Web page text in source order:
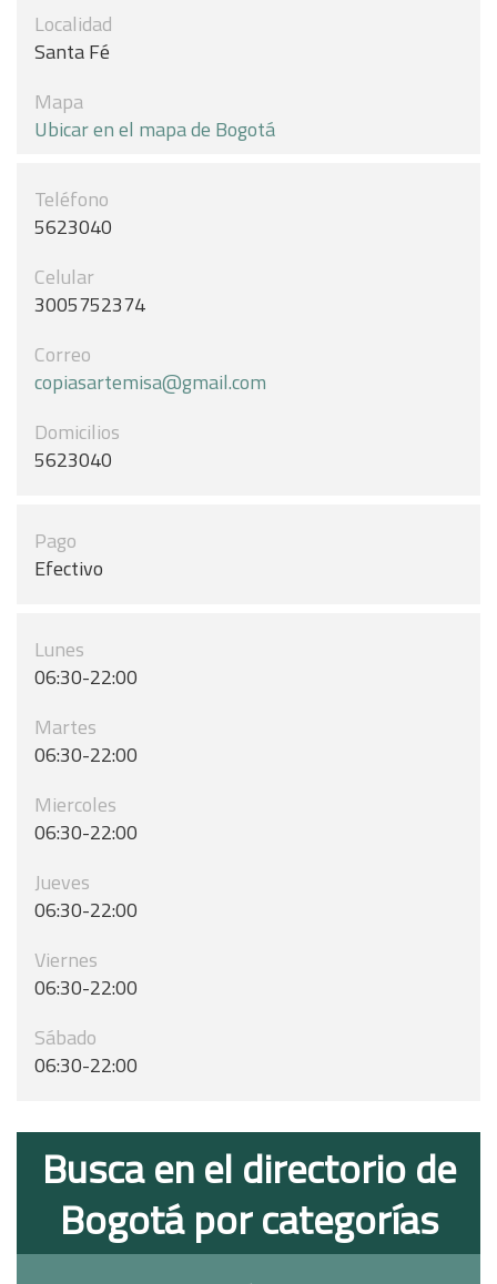
Localidad
Santa Fé
Mapa
Ubicar en el mapa de Bogotá
Teléfono
5623040
Celular
3005752374
Correo
copiasartemisa@gmail.com
Domicilios
5623040
Pago
Efectivo
Lunes
06:30-22:00
Martes
06:30-22:00
Miercoles
06:30-22:00
Jueves
06:30-22:00
Viernes
06:30-22:00
Sábado
06:30-22:00
Busca en el directorio de
Bogotá por categorías